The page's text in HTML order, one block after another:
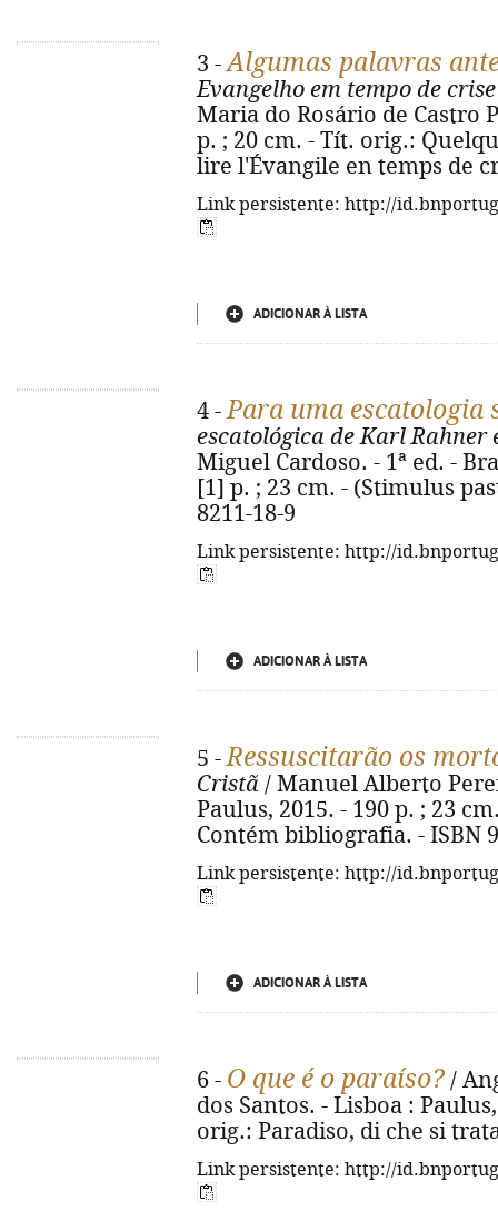
3 -Algumas palavras
Evangelho em tempo de crise
Maria do Rosário de Castro
p. ; 20 cm. - Tít. orig.:
lire l'Évangile en temps de
Link persistente: http://
ADICIONAR À LISTA
4 -Para uma escatologia
escatológica de Karl Rahner
Miguel Cardoso. - 1ª ed. -
[1] p. ; 23 cm. - (Stimulus
8211-18-9
Link persistente: http://
ADICIONAR À LISTA
5 -Ressuscitarão os
Cristã / Manuel Alberto
Paulus, 2015. - 190 p. ; 23
Contém bibliografia. - ISBN
Link persistente: http://
ADICIONAR À LISTA
6 - O que é o paraíso? /
dos Santos. - Lisboa :
orig.: Paradiso, di che si
Link persistente: http://